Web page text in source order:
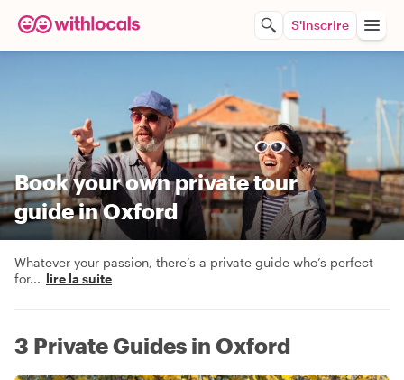
S'inscrire
Book your own private tour
guide in Oxford
Whatever your passion, there’s a private guide who’s perfect
for... lire la suite
3 Private Guides in Oxford